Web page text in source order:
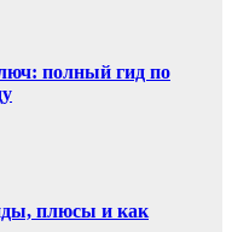
полный гид по
плюсы и как